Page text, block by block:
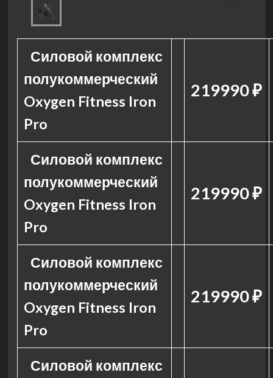
Силовой комплекс
полукоммерческий
Oxygen Fitness Iron
Pro
219990 ₽
Силовой комплекс
полукоммерческий
Oxygen Fitness Iron
Pro
219990 ₽
Силовой комплекс
полукоммерческий
Oxygen Fitness Iron
Pro
219990 ₽
Силовой комплекс